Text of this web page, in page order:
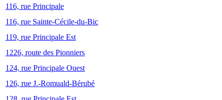
116, rue Principale
116, rue Sainte-Cécile-du-Bic
119, rue Principale Est
1226, route des Pionniers
124, rue Principale Ouest
126, rue J.-Romuald-Bérubé